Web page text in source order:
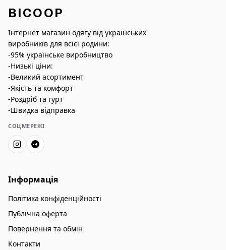
BICOOP
Інтернет магазин одягу від українських
виробників для всієї родини:
-95% українське виробництво
-Низькі ціни:
-Великий асортимент
-Якість та комфорт
-Роздріб та гурт
-Швидка відправка
СОЦМЕРЕЖІ
Інформація
Політика конфіденційності
Публічна оферта
Повернення та обмін
Контакти